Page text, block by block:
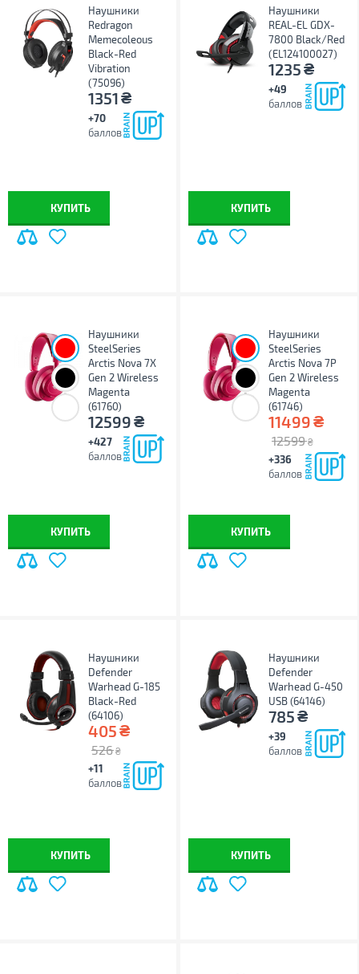
Наушники
Redragon
Memecoleous
Black-Red
Vibration
(75096)
1351₴
+70
баллов
КУПИТЬ
Наушники
REAL-EL GDX-
7800 Black/Red
(EL124100027)
1235₴
+49
баллов
КУПИТЬ
Наушники
SteelSeries
Arctis Nova 7X
Gen 2 Wireless
Magenta
(61760)
12599₴
+427
баллов
КУПИТЬ
Наушники
SteelSeries
Arctis Nova 7P
Gen 2 Wireless
Magenta
(61746)
11499₴
12599 ₴
+336
баллов
КУПИТЬ
Наушники
Defender
Warhead G-185
Black-Red
(64106)
405₴
526 ₴
+11
баллов
КУПИТЬ
Наушники
Defender
Warhead G-450
USB (64146)
785₴
+39
баллов
КУПИТЬ